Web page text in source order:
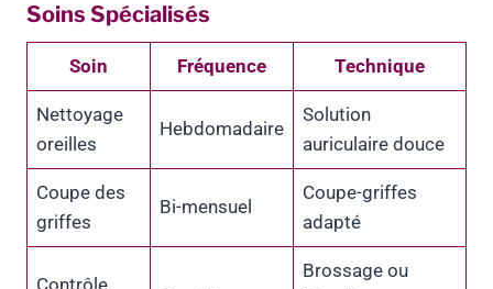
Soins Spécialisés
Soin Fréquence Technique
Nettoyage
oreilles
Hebdomadaire
Solution
auriculaire douce
Coupe des
griffes
Bi-mensuel
Coupe-griffes
adapté
Brossage ou